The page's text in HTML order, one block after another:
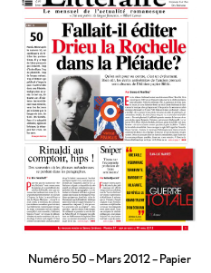
Numéro 50 – Mars 2012 – Papier